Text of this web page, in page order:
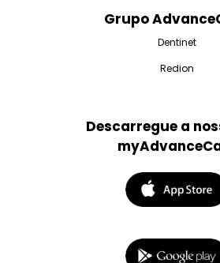
Grupo
Dentinet
Redion
Descarregue a